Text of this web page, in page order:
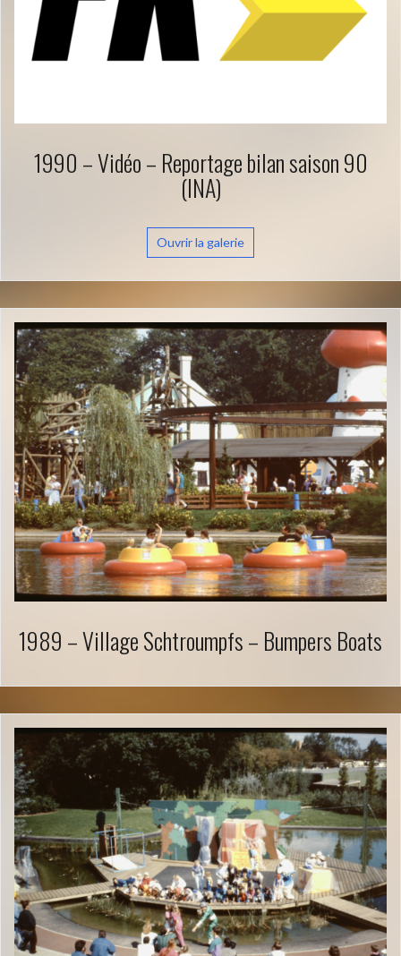
1990 – Vidéo – Reportage bilan saison 90
(INA)
Ouvrir la galerie
1989 – Village Schtroumpfs – Bumpers Boats